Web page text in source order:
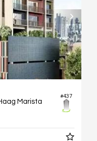
#437
Marista